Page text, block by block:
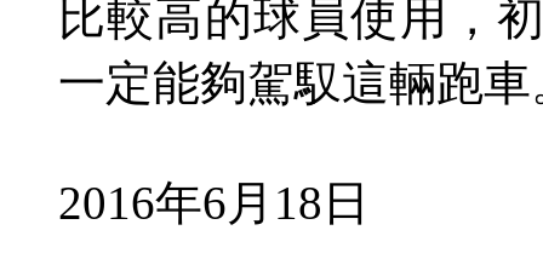
比較高的球員使用，
一定能夠駕馭這輛跑車
2016年6月 18 日